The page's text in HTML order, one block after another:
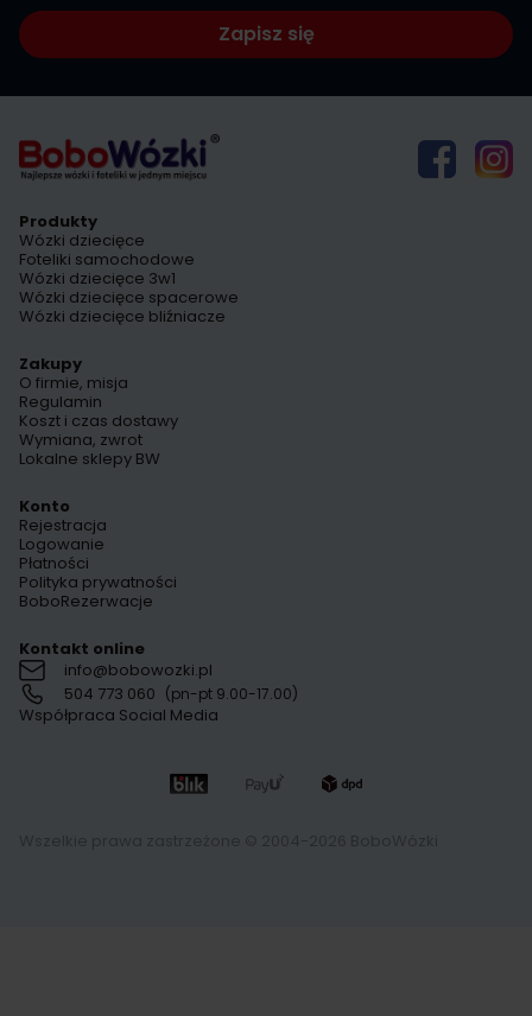
Zapisz się
Produkty
Wózki dziecięce
Foteliki samochodowe
Wózki dziecięce 3w1
Wózki dziecięce spacerowe
Wózki dziecięce bliźniacze
Zakupy
O firmie, misja
Regulamin
Koszt i czas dostawy
Wymiana, zwrot
Lokalne sklepy BW
Konto
Rejestracja
Logowanie
Płatności
Polityka prywatności
BoboRezerwacje
Kontakt online
info@bobowozki.pl
504 773 060 (pn-pt 9.00-17.00)
Współpraca Social Media